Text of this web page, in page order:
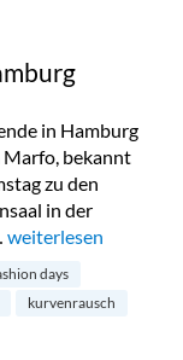
in Hamburg
Marfo, bekannt
zu den
in der
„Diversity Fashion
weiterlesen
days
kurvenrausch